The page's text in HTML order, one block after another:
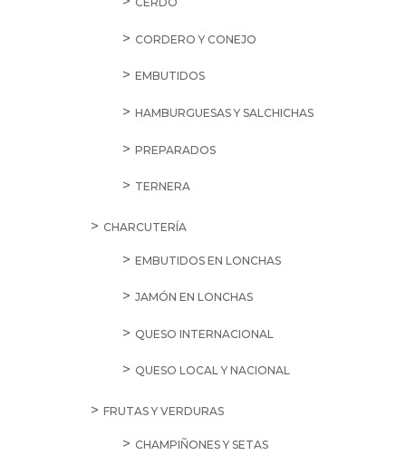
CORDERO Y CONEJO
EMBUTIDOS
HAMBURGUESAS Y SALCHICHAS
PREPARADOS
TERNERA
CHARCUTERÍA
EMBUTIDOS EN LONCHAS
JAMÓN EN LONCHAS
QUESO INTERNACIONAL
QUESO LOCAL Y NACIONAL
FRUTAS Y VERDURAS
CHAMPIÑONES Y SETAS